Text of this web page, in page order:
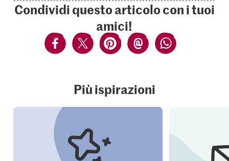
Condividi questo articolo con i tuoi
amici!
Più ispirazioni